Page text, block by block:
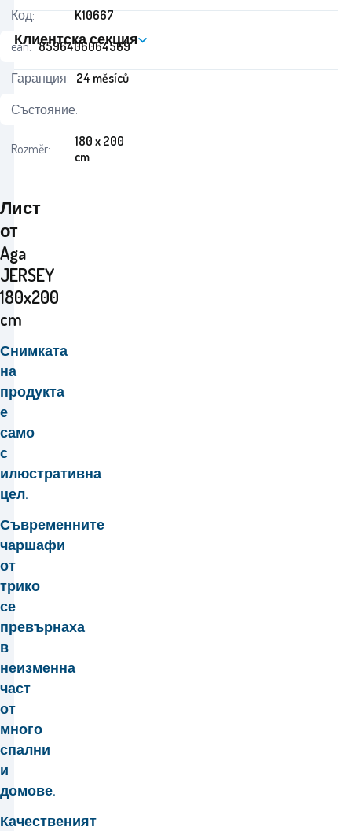
Лист
от
Aga
JERSEY
180x200
cm
Снимката
на
продукта
е
само
с
илюстративна
цел.
Съвременните
чаршафи
от
трико
се
превърнаха
в
неизменна
част
от
много
спални
и
домове.
Качественият
Код:
K10667
ean: 8596406064569
Гаранция: 24 měsíců
Състояние:
Rozměr:
180 x 200
cm
Клиентска секция